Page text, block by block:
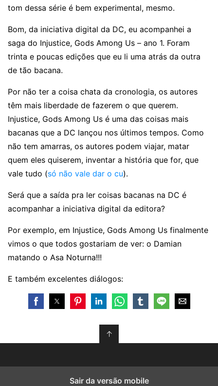
tom dessa série é bem experimental, mesmo.
Bom, da iniciativa digital da DC, eu acompanhei a
saga do Injustice, Gods Among Us – ano 1. Foram
trinta e poucas edições que eu li uma atrás da outra
de tão bacana.
Por não ter a coisa chata da cronologia, os autores
têm mais liberdade de fazerem o que querem.
Injustice, Gods Among Us é uma das coisas mais
bacanas que a DC lançou nos últimos tempos. Como
não tem amarras, os autores podem viajar, matar
quem eles quiserem, inventar a história que for, que
vale tudo (só não vale dar o cu).
Será que a saída pra ler coisas bacanas na DC é
acompanhar a iniciativa digital da editora?
Por exemplo, em Injustice, Gods Among Us finalmente
vimos o que todos gostariam de ver: o Damian
matando o Asa Noturna!!!
E também excelentes diálogos:
↑
Sair da versão mobile